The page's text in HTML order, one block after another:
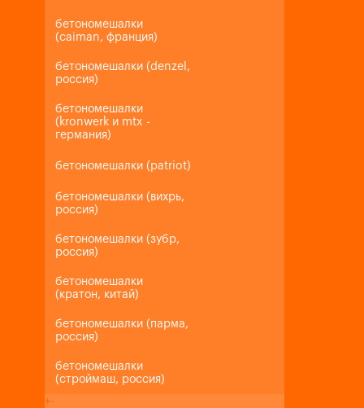
бетономешалки
(caiman, франция)
бетономешалки (denzel,
россия)
бетономешалки
(kronwerk и mtx -
германия)
бетономешалки (patriot)
бетономешалки (вихрь,
россия)
бетономешалки (зубр,
россия)
бетономешалки
(кратон, китай)
бетономешалки (парма,
россия)
бетономешалки
(строймаш, россия)
+-